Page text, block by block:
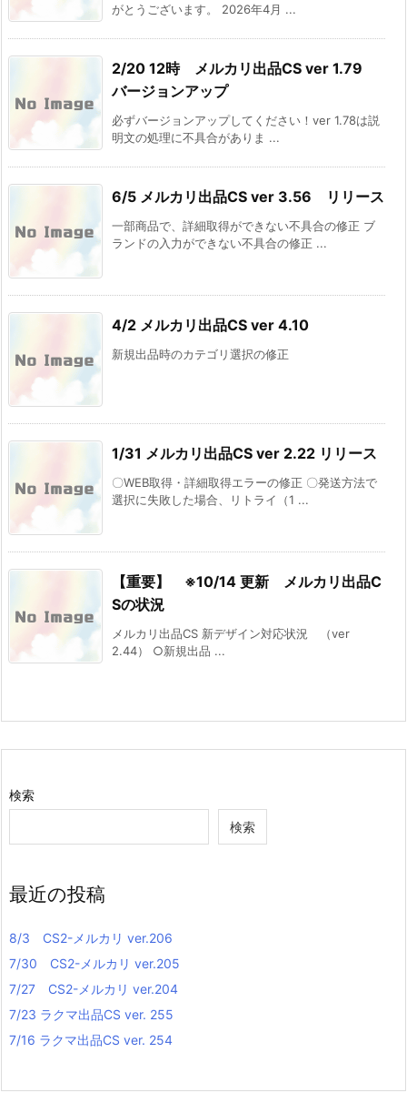
がとうございます。 2026年4月 ...
2/20 12時 メルカリ出品CS ver 1.79
バージョンアップ
必ずバージョンアップしてください！ver 1.78は説
明文の処理に不具合がありま ...
6/5 メルカリ出品CS ver 3.56 リリース
一部商品で、詳細取得ができない不具合の修正 ブ
ランドの入力ができない不具合の修正 ...
4/2 メルカリ出品CS ver 4.10
新規出品時のカテゴリ選択の修正
1/31 メルカリ出品CS ver 2.22 リリース
〇WEB取得・詳細取得エラーの修正 〇発送方法で
選択に失敗した場合、リトライ（1 ...
【重要】 ※10/14 更新 メルカリ出品C
Sの状況
メルカリ出品CS 新デザイン対応状況 （ver
2.44） ○新規出品 ...
検索
検索
最近の投稿
8/3 CS2-メルカリ ver.206
7/30 CS2-メルカリ ver.205
7/27 CS2-メルカリ ver.204
7/23 ラクマ出品CS ver. 255
7/16 ラクマ出品CS ver. 254